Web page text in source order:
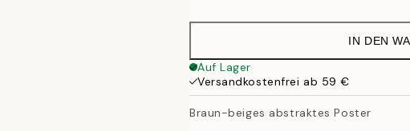
100x150 cm
IN DEN
Auf Lager
Versandkostenfrei ab 59 €
Braun-beiges abstraktes Poster